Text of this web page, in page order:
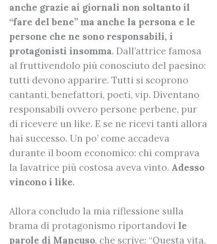
anche grazie ai giornali non soltanto il
“fare del bene” ma anche la persona e le
persone che ne sono responsabili, i
protagonisti insomma. Dall’attrice famosa
al fruttivendolo più conosciuto del paesino:
tutti devono apparire. Tutti si scoprono
cantanti, benefattori, poeti, vip. Diventano
responsabili ovvero persone perbene, pur
di ricevere un like. E se ne ricevi tanti allora
hai successo. Un po’ come accadeva
durante il boom economico: chi comprava
la lavatrice più costosa aveva vinto. Adesso
vincono i like.
Allora concludo la mia riflessione sulla
brama di protagonismo riportandovi le
parole di Mancuso, che scrive: “Questa vita,